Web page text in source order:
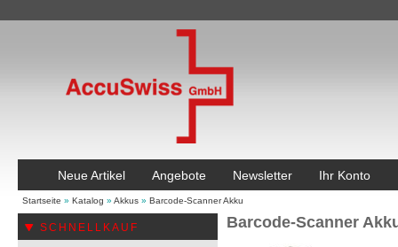
Neue Artikel Angebote Newsletter Ihr Konto
Startseite » Katalog » Akkus » Barcode-Scanner Akku
SCHNELLKAUF Barcode-Scanner